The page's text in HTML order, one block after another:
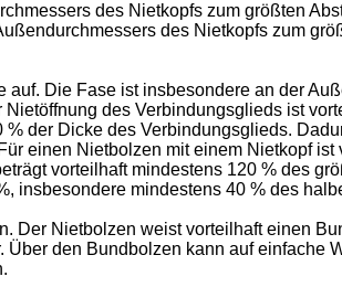
des Nietkopfs zum größten
des Nietkopfs zum
Die Fase ist insbesondere an der
des Verbindungsglieds ist
der Dicke des Verbindungsglieds.
einen Nietbolzen mit einem Nietkopf
vorteilhaft mindestens 120 % des
insbesondere mindestens 40 % des
Der Nietbolzen weist vorteilhaft einen
den Bundbolzen kann auf einfache